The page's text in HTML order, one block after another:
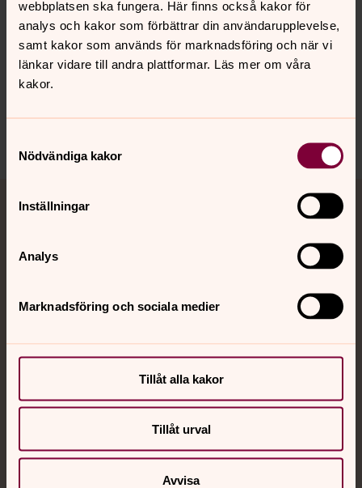
webbplatsen ska fungera. Här finns också kakor för
analys och kakor som förbättrar din användarupplevelse,
samt kakor som används för marknadsföring och när vi
länkar vidare till andra plattformar. Läs mer om våra
kakor.
Nödvändiga kakor
Inställningar
Analys
Marknadsföring och sociala medier
Tillåt alla kakor
Tillåt urval
Avvisa
”lika barn leka bäst”?
Läs mer om det nya numret av Tidens tecken.
Jourhavande präst
Akut samtals- och krisstöd. Prata eller chatta anonymt
Telefon 112